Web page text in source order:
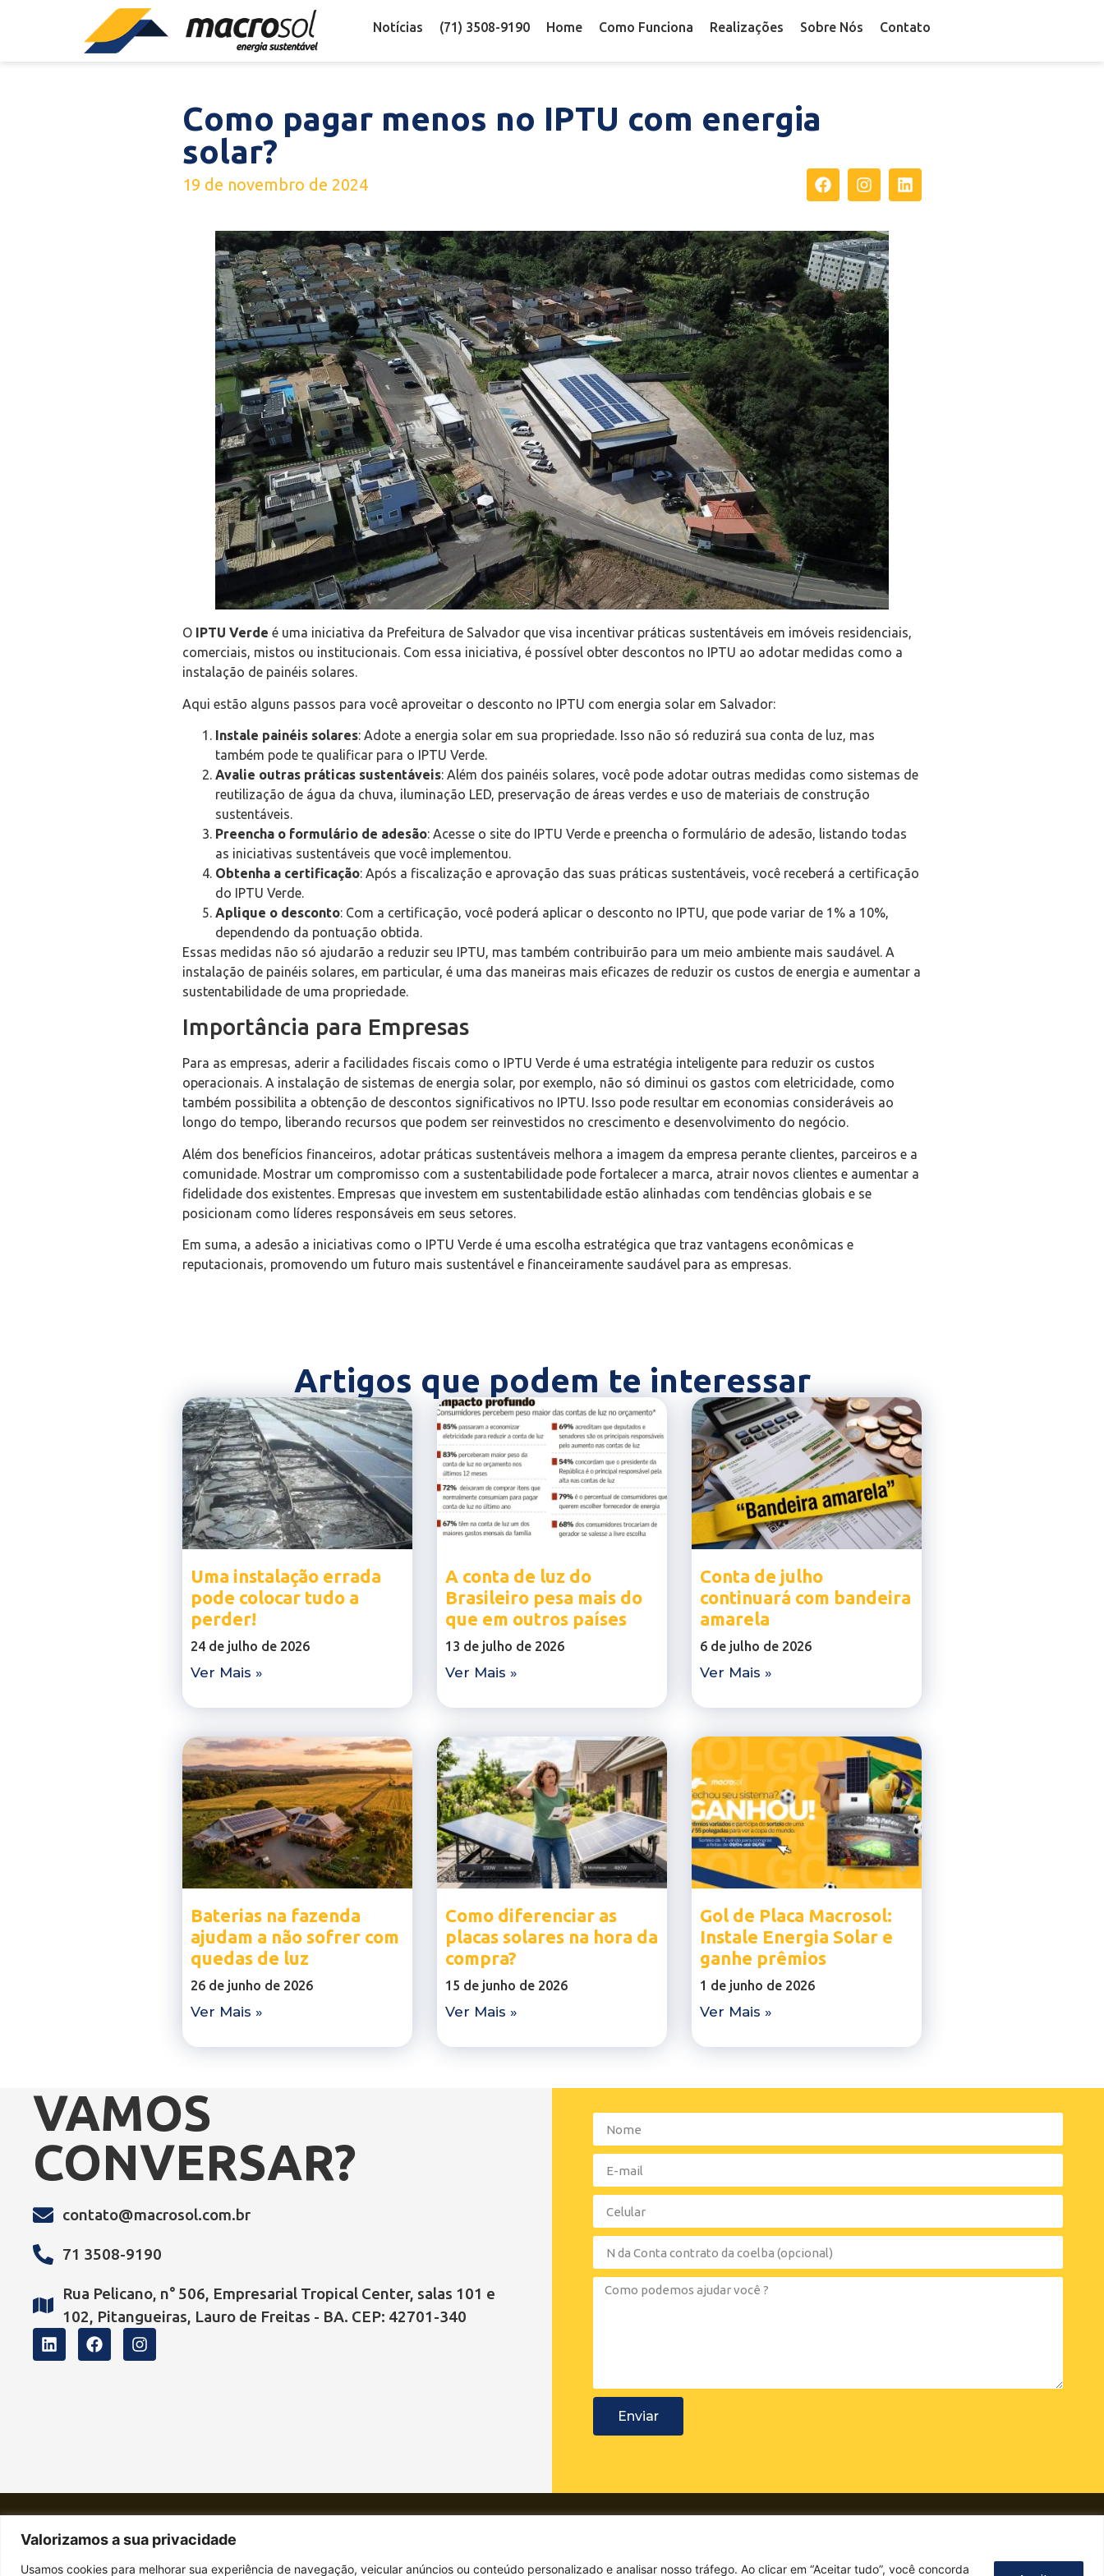
Valorizamos a sua privacidade
Usamos cookies para melhorar sua experiência de navegação, veicular anúncios ou conteúdo personalizado e analisar nosso tráfego. Ao clicar em “Aceitar tudo”, você concorda
Notícias (71) 3508-9190 Home Como Funciona Realizações Sobre Nós Contato
Como pagar menos no IPTU com energia
solar?
19 de novembro de 2024
O IPTU Verde é uma iniciativa da Prefeitura de Salvador que visa incentivar práticas sustentáveis em imóveis residenciais,
comerciais, mistos ou institucionais. Com essa iniciativa, é possível obter descontos no IPTU ao adotar medidas como a
instalação de painéis solares.
Aqui estão alguns passos para você aproveitar o desconto no IPTU com energia solar em Salvador:
Instale painéis solares: Adote a energia solar em sua propriedade. Isso não só reduzirá sua conta de luz, mas
também pode te qualificar para o IPTU Verde.
Avalie outras práticas sustentáveis: Além dos painéis solares, você pode adotar outras medidas como sistemas de
reutilização de água da chuva, iluminação LED, preservação de áreas verdes e uso de materiais de construção
sustentáveis.
Preencha o formulário de adesão: Acesse o site do IPTU Verde e preencha o formulário de adesão, listando todas
as iniciativas sustentáveis que você implementou.
Obtenha a certificação: Após a fiscalização e aprovação das suas práticas sustentáveis, você receberá a certificação
do IPTU Verde.
Aplique o desconto: Com a certificação, você poderá aplicar o desconto no IPTU, que pode variar de 1% a 10%,
dependendo da pontuação obtida.
Essas medidas não só ajudarão a reduzir seu IPTU, mas também contribuirão para um meio ambiente mais saudável. A
instalação de painéis solares, em particular, é uma das maneiras mais eficazes de reduzir os custos de energia e aumentar a
sustentabilidade de uma propriedade.
Importância para Empresas
Para as empresas, aderir a facilidades fiscais como o IPTU Verde é uma estratégia inteligente para reduzir os custos
operacionais. A instalação de sistemas de energia solar, por exemplo, não só diminui os gastos com eletricidade, como
também possibilita a obtenção de descontos significativos no IPTU. Isso pode resultar em economias consideráveis ao
longo do tempo, liberando recursos que podem ser reinvestidos no crescimento e desenvolvimento do negócio.
Além dos benefícios financeiros, adotar práticas sustentáveis melhora a imagem da empresa perante clientes, parceiros e a
comunidade. Mostrar um compromisso com a sustentabilidade pode fortalecer a marca, atrair novos clientes e aumentar a
fidelidade dos existentes. Empresas que investem em sustentabilidade estão alinhadas com tendências globais e se
posicionam como líderes responsáveis em seus setores.
Em suma, a adesão a iniciativas como o IPTU Verde é uma escolha estratégica que traz vantagens econômicas e
reputacionais, promovendo um futuro mais sustentável e financeiramente saudável para as empresas.
Artigos que podem te interessar
Uma instalação errada
pode colocar tudo a
perder!
24 de julho de 2026
Ver Mais »
A conta de luz do
Brasileiro pesa mais do
que em outros países
13 de julho de 2026
Ver Mais »
Conta de julho
continuará com bandeira
amarela
6 de julho de 2026
Ver Mais »
Baterias na fazenda
ajudam a não sofrer com
quedas de luz
26 de junho de 2026
Ver Mais »
Como diferenciar as
placas solares na hora da
compra?
15 de junho de 2026
Ver Mais »
Gol de Placa Macrosol:
Instale Energia Solar e
ganhe prêmios
1 de junho de 2026
Ver Mais »
VAMOS
CONVERSAR?
contato@macrosol.com.br
71 3508-9190
Rua Pelicano, n° 506, Empresarial Tropical Center, salas 101 e
102, Pitangueiras, Lauro de Freitas - BA. CEP: 42701-340
Enviar
Macrosol Energia Sustentável
+55 71 3508-9190
contato@macrosol.com.br
Política de Privacidade